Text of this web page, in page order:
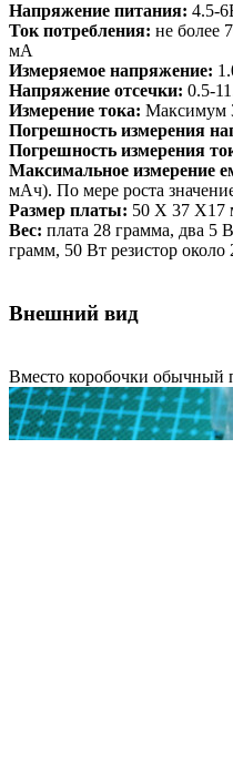
Напряжение питания: 4.5-
Ток потребления: не более
мА
Измеряемое напряжение:
Напряжение отсечки: 0.5-
Измерение тока: Максимум
Погрешность измерения
Погрешность измерения
Максимальное измерение
мАч). По мере роста
Размер платы: 50 X 37 X17
Вес: плата 28 грамма, два 5
грамм, 50 Вт резистор около
Внешний вид
Вместо коробочки обычный